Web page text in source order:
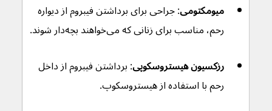
میومکتومی: جراحی برای برداشتن فیبروم از دیواره
رحم، مناسب برای زنانی که می‌خواهند بچه‌دار شوند.
رزکسیون هیستروسکوپی: برداشتن فیبروم از داخل
رحم با استفاده از هیستروسکوپ.